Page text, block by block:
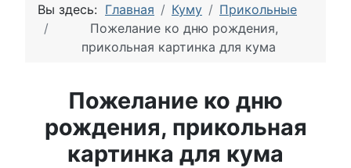
Вы здесь: Главная Куму
Прикольные
Пожелание ко дню рождения,
прикольная картинка для кума
Пожелание ко дню
рождения, прикольная
картинка для кума